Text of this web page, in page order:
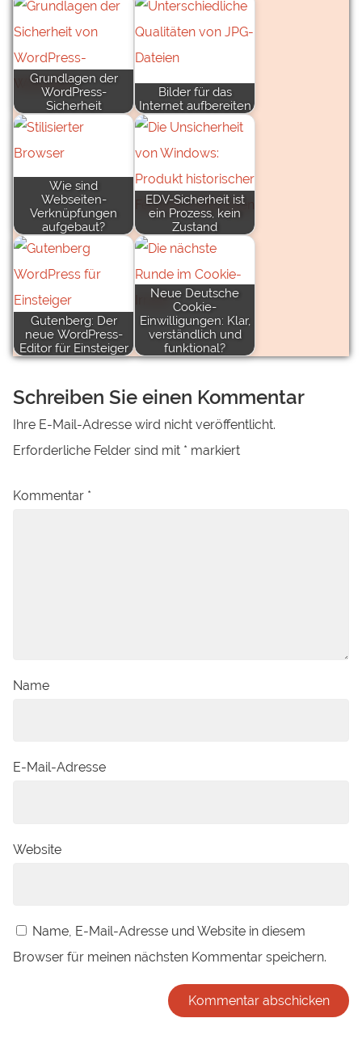
Grundlagen der
WordPress-
Sicherheit
Bilder für das
Internet aufbereiten
Wie sind
Webseiten-
Verknüpfungen
aufgebaut?
EDV-Sicherheit ist
ein Prozess, kein
Zustand
Gutenberg: Der
neue WordPress-
Editor für Einsteiger
Neue Deutsche
Cookie-
Einwilligungen: Klar,
verständlich und
funktional?
Schreiben Sie einen Kommentar
Ihre E-Mail-Adresse wird nicht veröffentlicht.
Erforderliche Felder sind mit * markiert
Kommentar *
Name
E-Mail-Adresse
Website
Name, E-Mail-Adresse und Website in diesem
Browser für meinen nächsten Kommentar speichern.